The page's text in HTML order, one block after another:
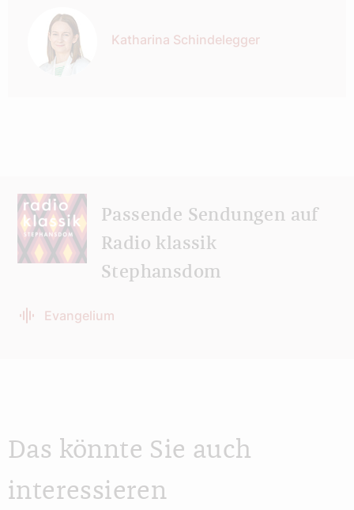
Katharina Schindelegger
Passende Sendungen auf
Radio klassik
Stephansdom
Evangelium
Das könnte Sie auch
interessieren